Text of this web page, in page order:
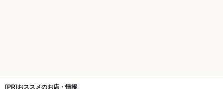
[PR]おススメのお店・情報